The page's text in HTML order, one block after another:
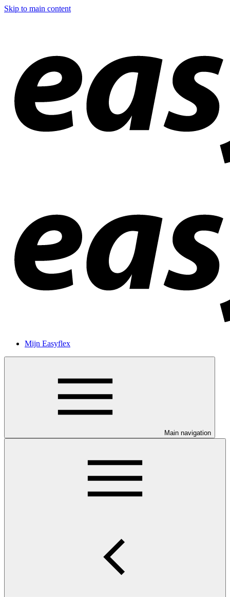
Skip to main content
Mijn Easyflex
Main navigation